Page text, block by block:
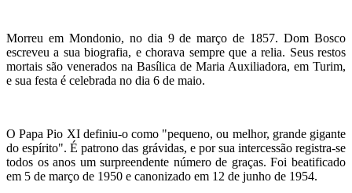
Morreu em Mondonio, no dia 9 de março de 1857. Dom Bosco
escreveu a sua biografia, e chorava sempre que a relia. Seus restos
mortais são venerados na Basílica de Maria Auxiliadora, em Turim,
e sua festa é celebrada no dia 6 de maio.
O Papa Pio XI definiu-o como "pequeno, ou melhor, grande gigante
do espírito". É patrono das grávidas, e por sua intercessão registra-se
todos os anos um surpreendente número de graças. Foi beatificado
em 5 de março de 1950 e canonizado em 12 de junho de 1954.